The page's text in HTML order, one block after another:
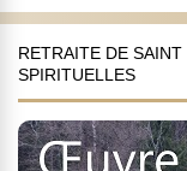
RETRAITE DE
SPIRITUELLES